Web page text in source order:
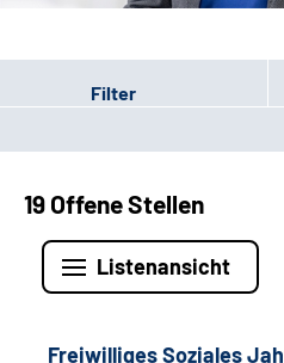
Filter
19 Offene Stellen
Listenansicht
Freiwilliges Soziales